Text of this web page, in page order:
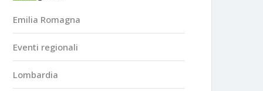
Emilia Romagna
Eventi regionali
Lombardia